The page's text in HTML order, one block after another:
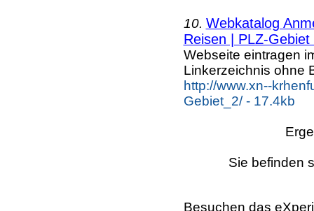
10. Webkatalog
Reisen | PLZ-Gebiet
Webseite eintragen
Linkerzeichnis ohne
http://www.xn--
Gebiet_2/ - 17.4kb
Sie befinden
Besuchen das